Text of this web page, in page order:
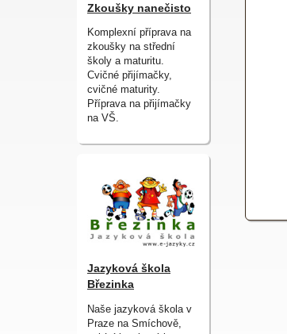
Zkoušky nanečisto
Komplexní příprava na
zkoušky na střední
školy a maturitu.
Cvičné přijímačky,
cvičné maturity.
Příprava na přijímačky
na VŠ.
Jazyková škola
Březinka
Naše jazyková škola v
Praze na Smíchově,